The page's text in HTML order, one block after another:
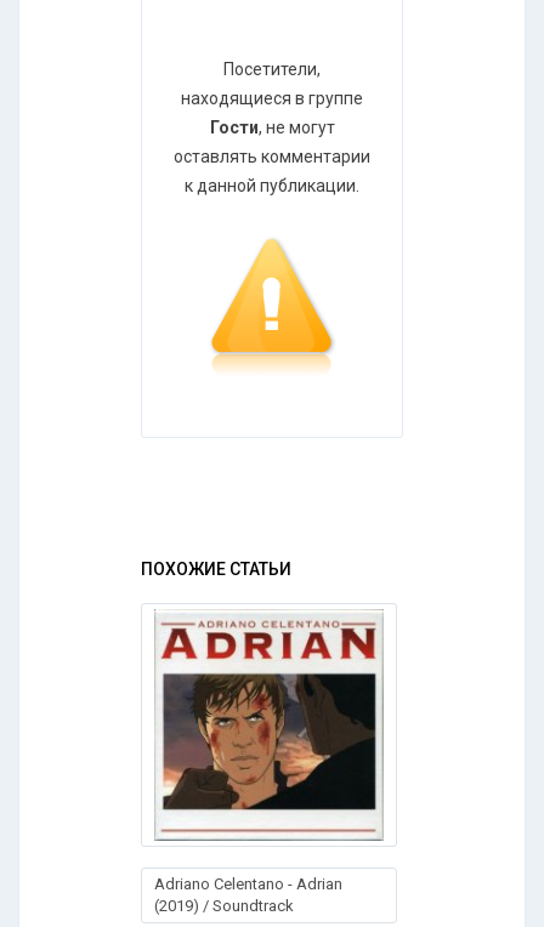
Посетители,
находящиеся в группе
Гости, не могут
оставлять комментарии
к данной публикации.
ПОХОЖИЕ СТАТЬИ
Adriano Celentano - Adrian
(2019) / Soundtrack